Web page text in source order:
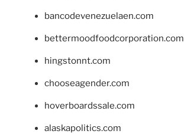
bancodevenezuelaen.com
bettermoodfoodcorporation.com
hingstonnt.com
chooseagender.com
hoverboardssale.com
alaskapolitics.com